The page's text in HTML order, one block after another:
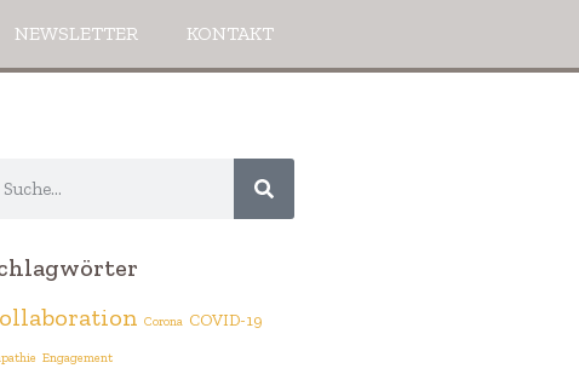
NEWSLETTER KONTAKT
Corona COVID-19
Engagement